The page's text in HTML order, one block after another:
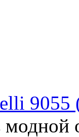
9055